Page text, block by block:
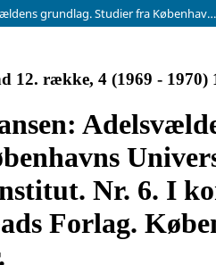
Svend Aage Hansen: Adelsvældens grundlag. Studier fra Københavns Universitets Økonomiske Institut. Nr. 6. I kommission hos G. E. C. Gads Forlag. København 1964. 345 s. 32,25 kr.